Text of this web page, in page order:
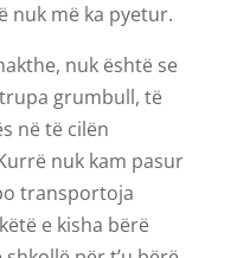
nuk më ka pyetur.
nuk është se
grumbull, të
në të cilën
nuk kam pasur
transportoja
e kisha bërë